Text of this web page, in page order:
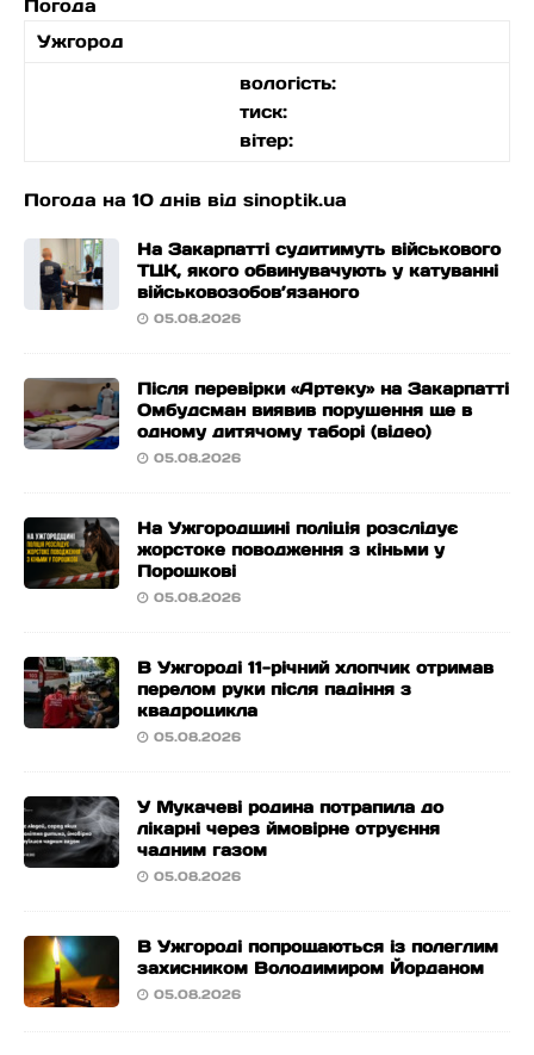
Погода
Ужгород
вологість:
тиск:
вітер:
Погода на 10 днів від sinoptik.ua
На Закарпатті судитимуть військового
ТЦК, якого обвинувачують у катуванні
військовозобов’язаного
05.08.2026
Після перевірки «Артеку» на Закарпатті
Омбудсман виявив порушення ще в
одному дитячому таборі (відео)
05.08.2026
На Ужгородщині поліція розслідує
жорстоке поводження з кіньми у
Порошкові
05.08.2026
В Ужгороді 11-річний хлопчик отримав
перелом руки після падіння з
квадроцикла
05.08.2026
У Мукачеві родина потрапила до
лікарні через ймовірне отруєння
чадним газом
05.08.2026
В Ужгороді попрощаються із полеглим
захисником Володимиром Йорданом
05.08.2026